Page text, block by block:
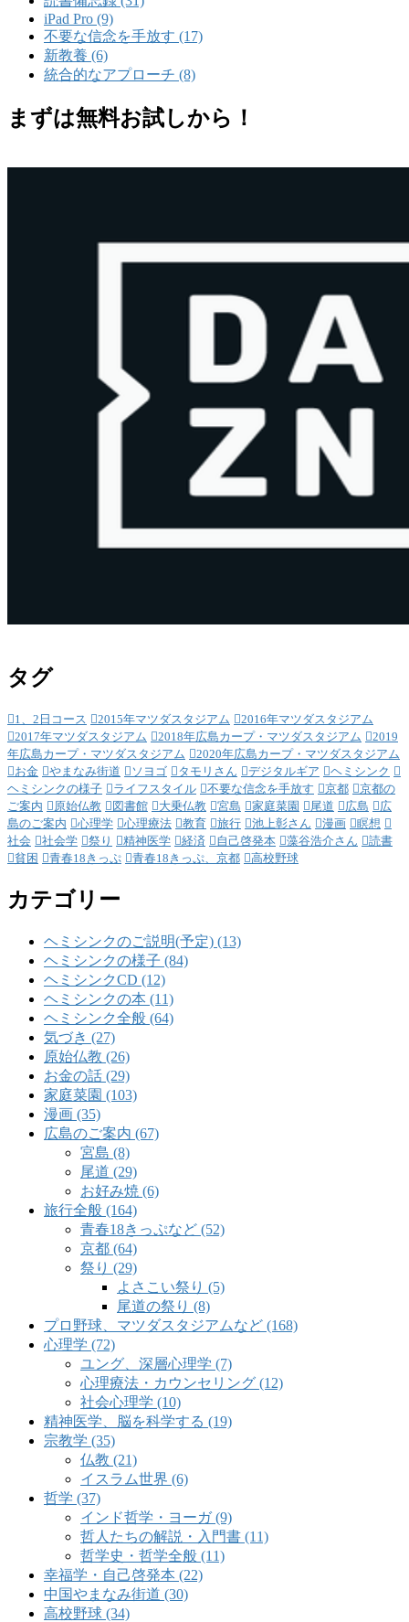
iPad Pro (9)
不要な信念を手放す (17)
新教養 (6)
統合的なアプローチ (8)
まずは無料お試しから！
タグ
1、2日コース 2015年マツダスタジアム
2016年マツダスタジアム
2017年マツダスタジアム
2018年広島カープ・マツダスタジアム
2019
年広島カープ・マツダスタジアム
2020年広島カープ・マツダスタジアム
お金
やまなみ街道 ソヨゴ タモリさん デジタルギア
ヘミシンク
ヘミシンクの様子
ライフスタイル 不要な信念を手放す 京都
京都の
ご案内
原始仏教 図書館 大乗仏教 宮島 家庭菜園 尾道 広島
広
島のご案内
心理学 心理療法 教育 旅行 池上彰さん 漫画
瞑想
社会
社会学 祭り 精神医学 経済 自己啓発本 藻谷浩介さん
読書
貧困
青春18きっぷ 青春18きっぷ、京都 高校野球
カテゴリー
ヘミシンクのご説明(予定) (13)
ヘミシンクの様子 (84)
ヘミシンクCD (12)
ヘミシンクの本 (11)
ヘミシンク全般 (64)
気づき (27)
原始仏教 (26)
お金の話 (29)
家庭菜園 (103)
漫画 (35)
広島のご案内 (67)
宮島 (8)
尾道 (29)
お好み焼 (6)
旅行全般 (164)
青春18きっぷなど (52)
京都 (64)
祭り (29)
よさこい祭り (5)
尾道の祭り (8)
プロ野球、マツダスタジアムなど (168)
心理学 (72)
ユング、深層心理学 (7)
心理療法・カウンセリング (12)
社会心理学 (10)
精神医学、脳を科学する (19)
宗教学 (35)
仏教 (21)
イスラム世界 (6)
哲学 (37)
インド哲学・ヨーガ (9)
哲人たちの解説・入門書 (11)
哲学史・哲学全般 (11)
幸福学・自己啓発本 (22)
中国やまなみ街道 (30)
高校野球 (34)